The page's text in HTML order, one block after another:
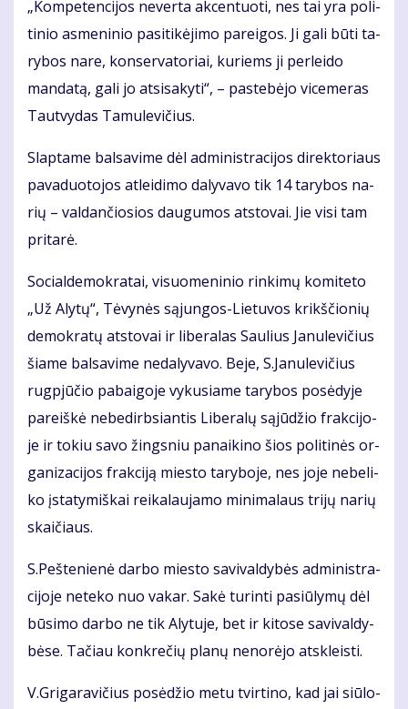
„Kom­pe­ten­ci­jos ne­ver­ta ak­cen­tuo­ti, nes tai yra po­li­
ti­nio as­me­ni­nio pa­si­ti­kė­ji­mo pa­rei­gos. Ji ga­li bū­ti ta­
ry­bos na­re, kon­ser­va­to­riai, ku­riems ji per­lei­do
man­da­tą, ga­li jo at­si­sa­ky­ti“, – pa­ste­bė­jo vi­ce­me­ras
Taut­vy­das Ta­mu­le­vi­čius.
Slap­ta­me bal­sa­vi­me dėl ad­mi­nist­ra­ci­jos di­rek­to­riaus
pa­va­duo­to­jos at­lei­di­mo da­ly­va­vo tik 14 ta­ry­bos na­
rių – val­dan­čio­sios dau­gu­mos at­sto­vai. Jie vi­si tam
pri­ta­rė.
So­cial­de­mok­ra­tai, vi­suo­me­ni­nio rin­ki­mų ko­mi­te­to
„Už Aly­tų“, Tė­vy­nės są­jun­gos-Lie­tu­vos krikš­čio­nių
de­mok­ra­tų at­sto­vai ir li­be­ra­las Sau­lius Ja­nu­le­vi­čius
šia­me bal­sa­vi­me ne­da­ly­va­vo. Be­je, S.Ja­nu­le­vi­čius
rug­pjū­čio pa­bai­go­je vy­ku­sia­me ta­ry­bos po­sė­dy­je
pa­reiš­kė ne­be­dirb­sian­tis Li­be­ra­lų są­jū­džio frak­ci­jo­
je ir to­kiu sa­vo žings­niu pa­nai­ki­no šios po­li­ti­nės or­
ga­ni­za­ci­jos frak­ci­ją mies­to ta­ry­bo­je, nes jo­je ne­be­li­
ko įsta­ty­miš­kai rei­ka­lau­ja­mo mi­ni­ma­laus tri­jų na­rių
skai­čiaus.
S.Peš­te­nie­nė dar­bo mies­to sa­vi­val­dy­bės ad­mi­nist­ra­
ci­jo­je ne­te­ko nuo va­kar. Sa­kė tu­rin­ti pa­siū­ly­mų dėl
bū­si­mo dar­bo ne tik Aly­tu­je, bet ir ki­to­se sa­vi­val­dy­
bė­se. Ta­čiau kon­kre­čių pla­nų ne­no­rė­jo at­skleis­ti.
V.Gri­ga­ra­vi­čius po­sė­džio me­tu tvir­ti­no, kad jai siū­lo­